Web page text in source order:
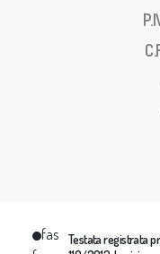
fas
Testata registrata